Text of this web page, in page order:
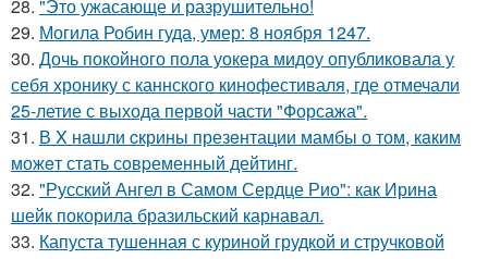
28. "Это ужасающе и разрушительно!
29. Могила Робин гуда, умер: 8 ноября 1247.
30. Дочь покойного пола уокера мидоу опубликовала у
себя хронику с каннского кинофестиваля, где отмечали
25-летие с выхода первой части "Форсажа".
31. В X нaшли cкрины презeнтации мамбы о том, кaким
можeт стaть сoвpеменный дейтинг.
32. "Русский Ангел в Самом Сердце Рио": как Ирина
шейк покорила бразильский карнавал.
33. Капуста тушенная с куриной грудкой и стручковой